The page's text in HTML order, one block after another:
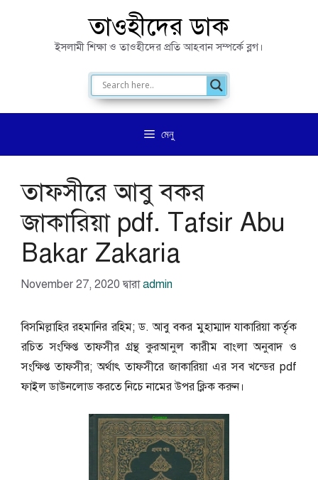
তাওহীদের ডাক
ইসলামী শিক্ষা ও তাওহীদের প্রতি আহবান সম্পর্কে ব্লগ।
মেনু
তাফসীরে আবু বকর
জাকারিয়া pdf. Tafsir Abu
Bakar Zakaria
November 27, 2020 দ্বারাadmin
বিসমিল্লাহির রহমানির রহিম; ড. আবু বকর মুহাম্মাদ যাকারিয়া কর্তৃক
রচিত সংক্ষিপ্ত তাফসীর গ্রন্থ কুরআনুল কারীম বাংলা অনুবাদ ও
সংক্ষিপ্ত তাফসীর; অর্থাৎ তাফসীরে জাকারিয়া এর সব খন্ডের pdf
ফাইল ডাউনলোড করতে নিচে নামের উপর ক্লিক করুন।